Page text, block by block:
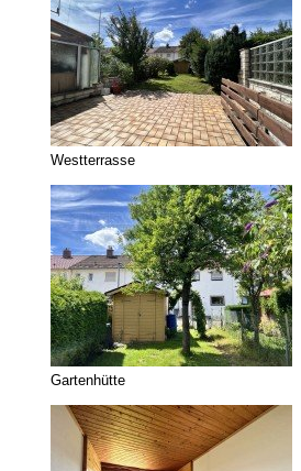
Westterrasse
Gartenhütte